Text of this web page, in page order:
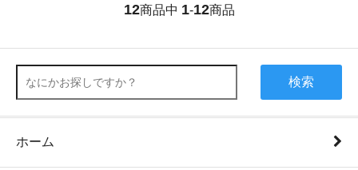
12商品中 1-12商品
検索
ホーム